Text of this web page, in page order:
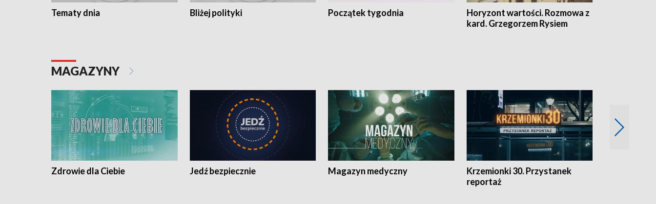
Tematy dnia Bliżej polityki Początek tygodnia
Horyzont wartości. Rozmowa z
kard. Grzegorzem Rysiem
MAGAZYNY
Zdrowie dla Ciebie Jedź bezpiecznie Magazyn medyczny
Krzemionki 30. Przystanek
reportaż